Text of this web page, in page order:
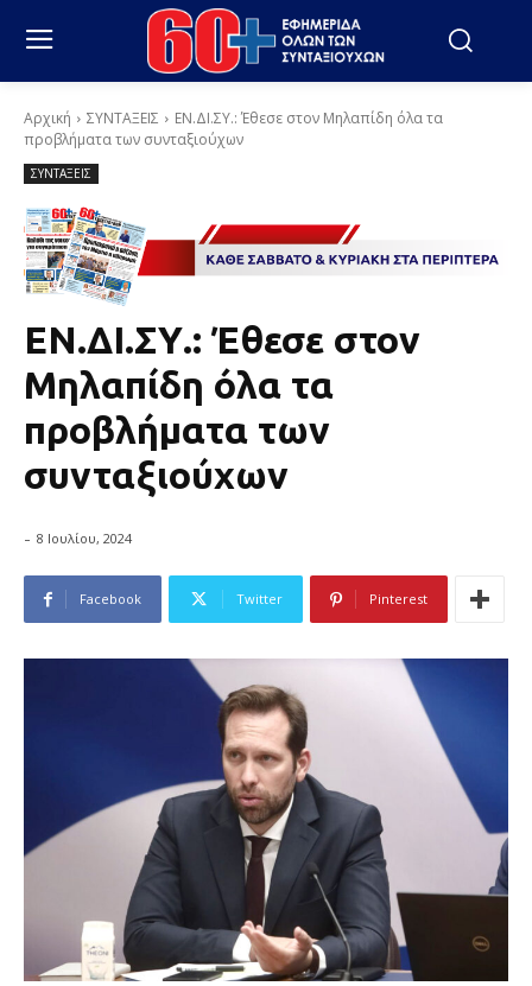
Αρχική ΣΥΝΤΑΞΕΙΣ
ΕΝ.ΔΙ.ΣΥ.: Έθεσε στον Μηλαπίδη όλα τα
προβλήματα των συνταξιούχων
ΣΥΝΤΑΞΕΙΣ
ΕΝ.ΔΙ.ΣΥ.: Έθεσε στον
Μηλαπίδη όλα τα
προβλήματα των
συνταξιούχων
- 8 Ιουλίου, 2024
Facebook Twitter Pinterest